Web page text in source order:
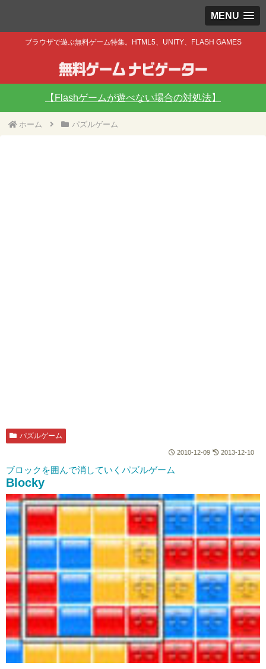
MENU
ブラウザで遊ぶ無料ゲーム特集。HTML5、UNITY、FLASH GAMES
【Flashゲームが遊べない場合の対処法】
ホーム パズルゲーム
パズルゲーム
2010-12-09 2013-12-10
ブロックを囲んで消していくパズルゲーム
Blocky